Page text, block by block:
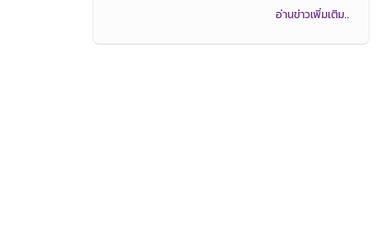
อ่านข่าวเพิ่มเติม..